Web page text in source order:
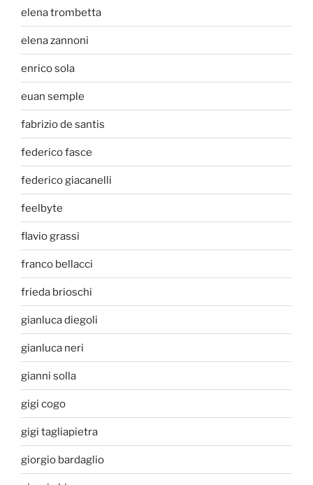
elena trombetta
elena zannoni
enrico sola
euan semple
fabrizio de santis
federico fasce
federico giacanelli
feelbyte
flavio grassi
franco bellacci
frieda brioschi
gianluca diegoli
gianluca neri
gianni solla
gigi cogo
gigi tagliapietra
giorgio bardaglio